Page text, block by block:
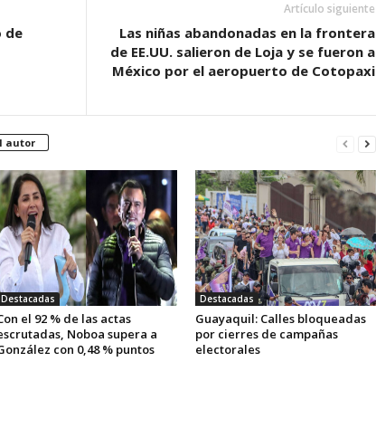
de
Artículo siguiente
Las niñas abandonadas en la frontera
de EE.UU. salieron de Loja y se fueron a
México por el aeropuerto de Cotopaxi
autor
Destacadas
el 92 % de las actas
Noboa supera a
con 0,48 % puntos
Destacadas
Guayaquil: Calles bloqueadas
por cierres de campañas
electorales